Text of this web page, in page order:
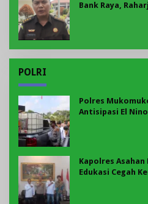
Bank Raya,
POLRI
Polres
Antisipasi El
Kapolres Asahan
Edukasi Cegah